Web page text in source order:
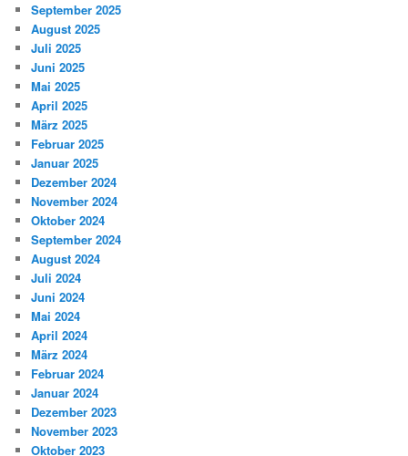
September 2025
August 2025
Juli 2025
Juni 2025
Mai 2025
April 2025
März 2025
Februar 2025
Januar 2025
Dezember 2024
November 2024
Oktober 2024
September 2024
August 2024
Juli 2024
Juni 2024
Mai 2024
April 2024
März 2024
Februar 2024
Januar 2024
Dezember 2023
November 2023
Oktober 2023